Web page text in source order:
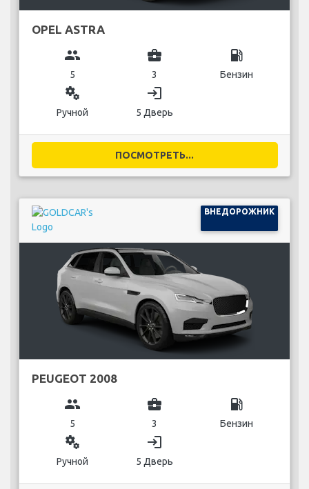
OPEL ASTRA
group
5
business_center
3
local_gas_station
Бензин
miscellaneous_services
Ручной
login
5 Дверь
ПОСМОТРЕТЬ...
ВНЕДОРОЖНИК
PEUGEOT 2008
group
5
business_center
3
local_gas_station
Бензин
miscellaneous_services
Ручной
login
5 Дверь